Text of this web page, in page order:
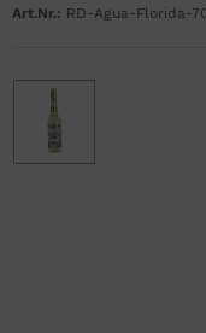
Art.Nr.: RD-Agua-Florida-